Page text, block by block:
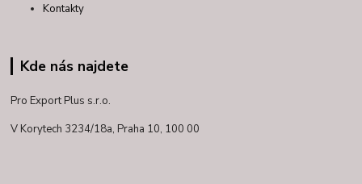
Kontakty
Kde nás najdete
Pro Export Plus s.r.o.
V Korytech 3234/18a, Praha 10, 100 00